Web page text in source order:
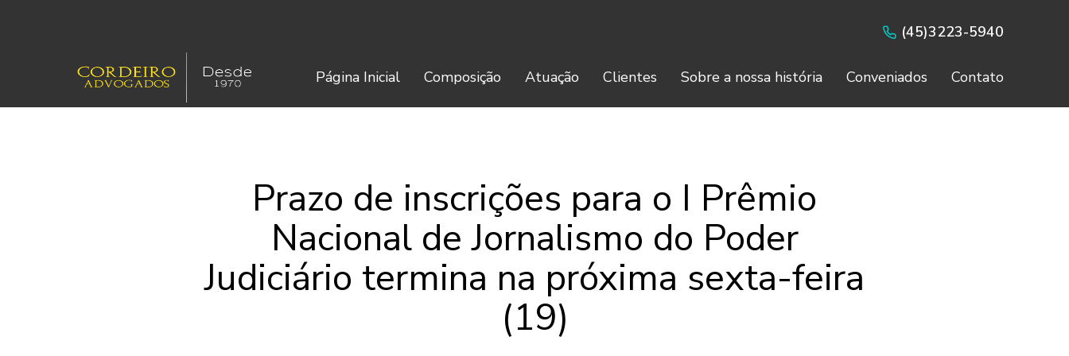
(45)3223-5940
Página Inicial Composição Atuação Clientes Sobre a nossa história Conveniados Contato
Prazo de inscrições para o I Prêmio
Nacional de Jornalismo do Poder
Judiciário termina na próxima sexta-feira
(19)